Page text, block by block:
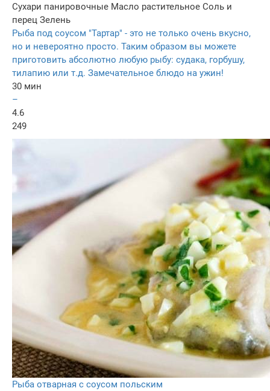
Сухари панировочные Масло растительное Соль и
перец Зелень
Рыба под соусом "Тартар" - это не только очень вкусно,
но и невероятно просто. Таким образом вы можете
приготовить абсолютно любую рыбу: судака, горбушу,
тилапию или т.д. Замечательное блюдо на ужин!
30 мин
–
4.6
249
Рыба отварная с соусом польским